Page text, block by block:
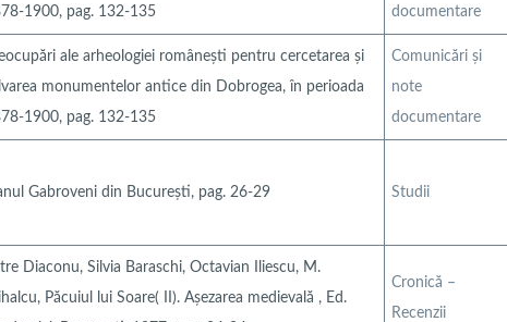
1900, pag. 132-135
documentare
ale arheologiei românești pentru cercetarea și
monumentelor antice din Dobrogea, în perioada
1900, pag. 132-135
Comunicări şi
note
documentare
Gabroveni din București, pag. 26-29 Studii
Diaconu, Silvia Baraschi, Octavian Iliescu, M.
Păcuiul lui Soare( II). Așezarea medievală , Ed.
Cronică –
Recenzii